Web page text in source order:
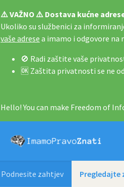
⚠️ VAŽNO ⚠️ Dostava kućne
Ukoliko su službenici za
vaše adrese a imamo i odgovore na
🚫 Radi zaštite vaše
🆗 Zaštita privatnosti se ne
Hello! You can make Freedom of
Podnesite zahtjev Pregledajte